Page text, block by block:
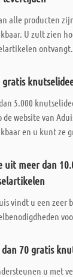
alle producten
U zult zien
ontvangt.
gratis
5.000
de website van
en u kunt ze
uit meer dan
vindt u een zeer
70 gratis
u met